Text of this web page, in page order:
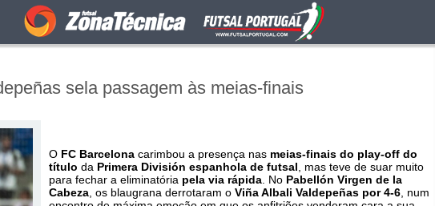
sela passagem às meias-finais
O FC Barcelona carimbou a presença nas meias-finais do play-off do
título da Primera División espanhola de futsal , mas teve de suar muito
para fechar a eliminatória pela via rápida . No Pabellón Virgen de la
Cabeza , os blaugrana derrotaram o Viña Albali Valdepeñas por 4-6 , num